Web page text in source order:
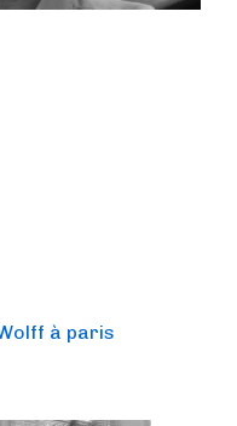
à paris